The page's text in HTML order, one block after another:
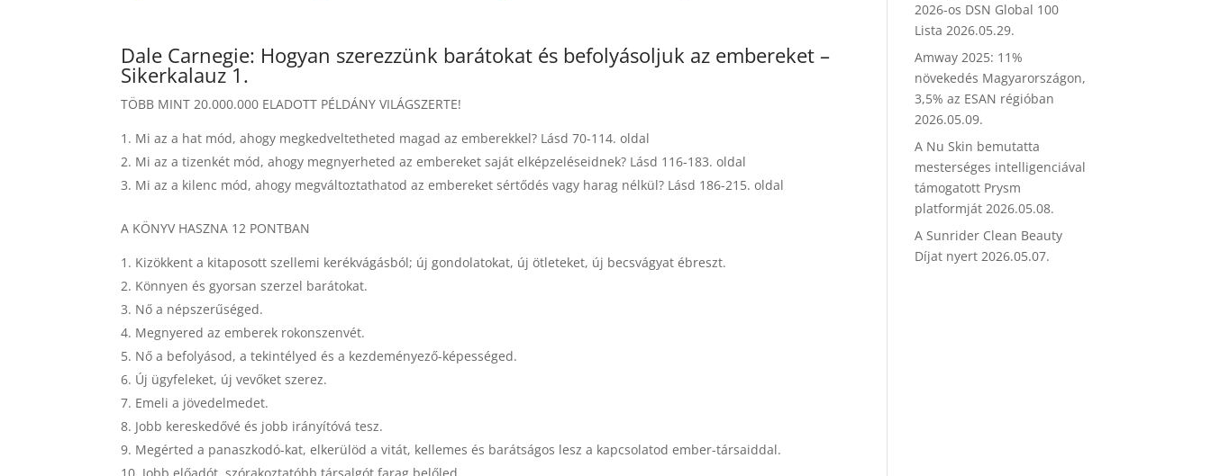
Dale Carnegie: Hogyan szerezzünk barátokat és befolyásoljuk az embereket –
Sikerkalauz 1.
TÖBB MINT 20.000.000 ELADOTT PÉLDÁNY VILÁGSZERTE!
Mi az a hat mód, ahogy megkedveltetheted magad az emberekkel? Lásd 70-114. oldal
Mi az a tizenkét mód, ahogy megnyerheted az embereket saját elképzeléseidnek? Lásd 116-183. oldal
Mi az a kilenc mód, ahogy megváltoztathatod az embereket sértődés vagy harag nélkül? Lásd 186-215. oldal
A KÖNYV HASZNA 12 PONTBAN
Kizökkent a kitaposott szellemi kerékvágásból; új gondolatokat, új ötleteket, új becsvágyat ébreszt.
Könnyen és gyorsan szerzel barátokat.
Nő a népszerűséged.
Megnyered az emberek rokonszenvét.
Nő a befolyásod, a tekintélyed és a kezdeményező-képességed.
Új ügyfeleket, új vevőket szerez.
Emeli a jövedelmedet.
Jobb kereskedővé és jobb irányítóvá tesz.
Megérted a panaszkodó-kat, elkerülöd a vitát, kellemes és barátságos lesz a kapcsolatod ember-társaiddal.
2026-os DSN Global 100
Lista 2026.05.29.
Amway 2025: 11%
növekedés Magyarországon,
3,5% az ESAN régióban
2026.05.09.
A Nu Skin bemutatta
mesterséges intelligenciával
támogatott Prysm
platformját 2026.05.08.
A Sunrider Clean Beauty
Díjat nyert 2026.05.07.